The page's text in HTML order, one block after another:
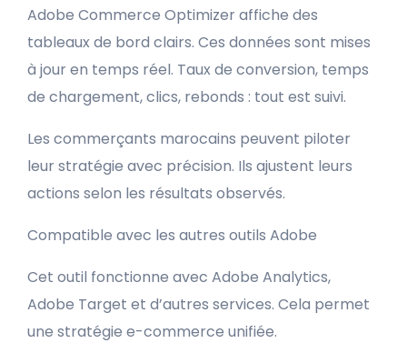
Adobe Commerce Optimizer affiche des
tableaux de bord clairs. Ces données sont mises
à jour en temps réel. Taux de conversion, temps
de chargement, clics, rebonds : tout est suivi.
Les commerçants marocains peuvent piloter
leur stratégie avec précision. Ils ajustent leurs
actions selon les résultats observés.
Compatible avec les autres outils Adobe
Cet outil fonctionne avec Adobe Analytics,
Adobe Target et d’autres services. Cela permet
une stratégie e-commerce unifiée.